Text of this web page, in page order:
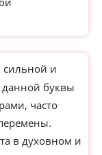
сильной и
данной буквы
часто
в духовном и